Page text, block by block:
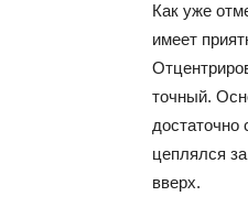
Как уже
имеет
точный.
достаточно
цеплялся
вверх.